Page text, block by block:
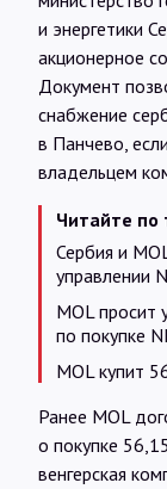
и энергетики
акционерное
Документ
снабжение
в Панчево,
владельцем
Читайте по
Сербия и
управлении
MOL просит
по покупке
MOL купит
Ранее MOL
о покупке
венгерская